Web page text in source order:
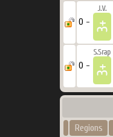
0 -
0 -
Regions